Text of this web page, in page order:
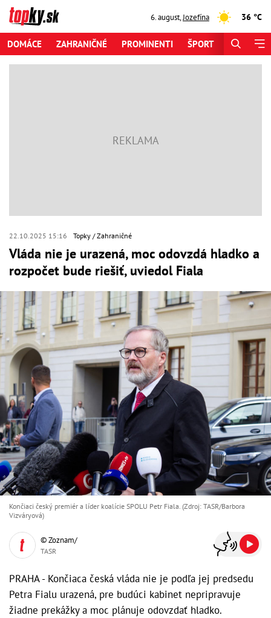
6. august,Jozefína 36 °C
DOMÁCE ZAHRANIČNÉ PROMINENTI ŠPORT
22.10.2025 15:16 Topky Zahraničné
Vláda nie je urazená, moc odovzdá hladko a
rozpočet bude riešiť, uviedol Fiala
Končiaci český premiér a líder koalície SPOLU Petr Fiala. (Zdroj: TASR/Barbora
Vizváryová)
© Zoznam/
TASR
PRAHA - Končiaca česká vláda nie je podľa jej predsedu
Petra Fialu urazená, pre budúci kabinet nepripravuje
žiadne prekážky a moc plánuje odovzdať hladko.